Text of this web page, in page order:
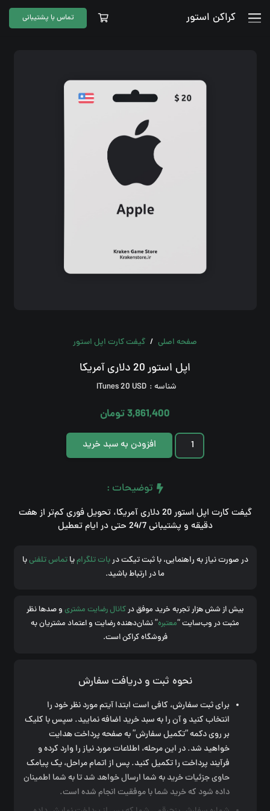
صفحه اصلی
مقالات
نحوه ثبت و دریافت سفارش
شرایط و قوانین
اطلاعیه و تخفیفات
کراکن استور تماس با پشتیبانی
صفحه اصلی / گیفت کارت اپل استور
اپل استور 20 دلاری آمریکا
شناسه : ITunes 20 USD
3,861,400تومان
اپل
استور
آمریکا
عدد
افزودن به سبد خرید
توضیحات :
گیفت کارت اپل استور 20 دلاری آمریکا، تحویل فوری کم‌تر از هفت
دقیقه و پشتیبانی 24/7 حتی در ایام تعطیل
در صورت نیاز به راهنمایی، با ثبت تیکت دربات تلگرامیاتماس تلفنیبا
ما در ارتباط باشید.
بیش از شش هزار تجربه خرید موفق درکانال رضایت مشتری و صدها نظر
مثبت در وب‌سایت “معتبره” نشان‌دهنده رضایت و اعتماد مشتریان به
فروشگاه کراکن است.
نحوه ثبت و دریافت سفارش
برای ثبت سفارش، کافی است ابتدا آیتم مورد نظر خود را
انتخاب کنید و آن را به سبد خرید اضافه نمایید. سپس با کلیک
بر روی دکمه “تکمیل سفارش” به صفحه پرداخت هدایت
خواهید شد. در این مرحله، اطلاعات مورد نیاز را وارد کرده و
فرآیند پرداخت را تکمیل کنید. پس از اتمام مراحل، یک پیامک
حاوی جزئیات خرید به شما ارسال خواهد شد تا به شما اطمینان
داده شود که خرید شما با موفقیت انجام شده است.